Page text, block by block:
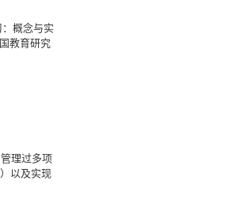
概念与实
教育研究
理过多项
以及实现